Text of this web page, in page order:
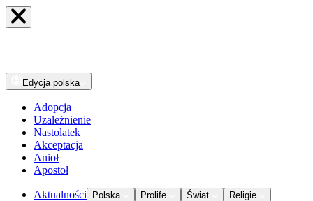
Edycja polska
Adopcja
Uzależnienie
Nastolatek
Akceptacja
Anioł
Apostoł
Aktualności Polska Prolife Świat
Religie